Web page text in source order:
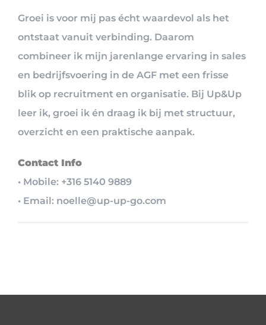
Groei is voor mij pas écht waardevol als het
ontstaat vanuit verbinding. Daarom
combineer ik mijn jarenlange ervaring in sales
en bedrijfsvoering in de AGF met een frisse
blik op recruitment en organisatie. Bij Up&Up
leer ik, groei ik én draag ik bij met structuur,
overzicht en een praktische aanpak.
Contact Info
• Mobile: +316 5140 9889
• Email: noelle@up-up-go.com